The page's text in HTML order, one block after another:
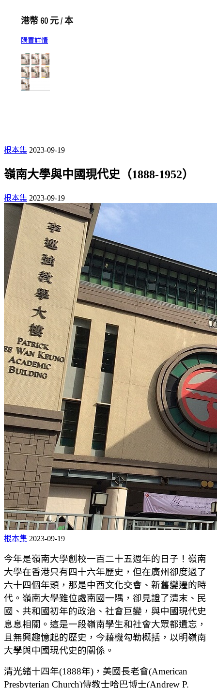
港幣 60 元 / 本
購買詳情
根本集 2023-09-19
嶺南大學與中國現代史（1888-1952）
根本集 2023-09-19
根本集 2023-09-19
今年是嶺南大學創校一百二十五週年的日子！嶺南
大學在香港只有四十六年歷史，但在廣州卻度過了
六十四個年頭，那是中西文化交會、新舊變遷的時
代。嶺南大學雖位處南國一隅，卻見證了清末、民
國、共和國初年的政治、社會巨變，與中國現代史
息息相關。這是一段嶺南學生和社會大眾都遺忘，
且無興趣憶起的歷史，今藉機勾勒概括，以明嶺南
大學與中國現代史的關係。
清光緒十四年(1888年)，美國長老會(American
Presbyterian Church)傳教士哈巴博士(Andrew P.